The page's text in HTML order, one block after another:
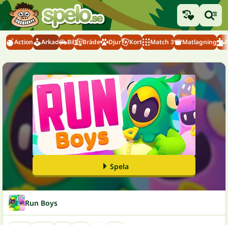
Action Arkad Bil Bräde Djur Kort Match 3 Matlagning
Spela
Run Boys